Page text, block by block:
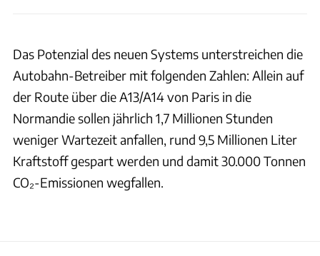
Das Potenzial des neuen Systems unterstreichen die
Autobahn-Betreiber mit folgenden Zahlen: Allein auf
der Route über die A13/A14 von Paris in die
Normandie sollen jährlich 1,7 Millionen Stunden
weniger Wartezeit anfallen, rund 9,5 Millionen Liter
Kraftstoff gespart werden und damit 30.000 Tonnen
CO₂-Emissionen wegfallen.